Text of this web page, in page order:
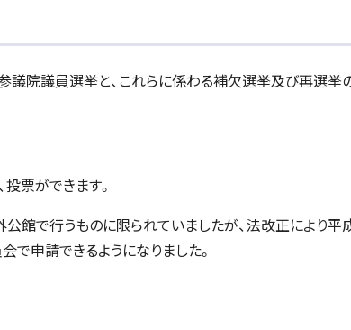
議院議員選挙と、これらに係わる補欠選挙及び再選挙
票ができます。
館で行うものに限られていましたが、法改正により平
申請できるようになりました。